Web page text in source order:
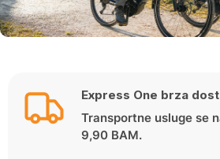
Express One brza
Transportne usluge se
9,90 BAM.